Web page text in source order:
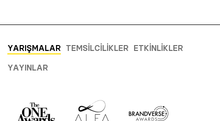
YARIŞMALAR TEMSILCILIKLER ETKINLIKLER
YAYINLAR